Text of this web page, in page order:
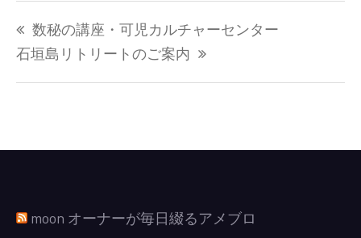
稿
ナ
数秘の講座・可児カルチャーセンター
石垣島リトリートのご案内
moon オーナーが毎日綴るアメブロ